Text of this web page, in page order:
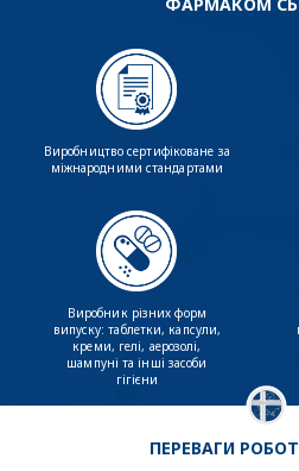
Виробництво сертифіковане за
міжнародними стандартами
Виробник різних форм
випуску: таблетки, капсули,
креми, гелі, аерозолі,
шампуні та інші засоби
гігієни
ПЕРЕВАГИ